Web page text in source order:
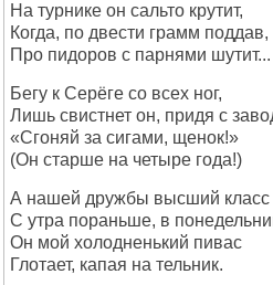
На турнике он сальто крутит,
Когда, по двести грамм поддав,
Про пидоров с парнями шутит...
Бегу к Серёге со всех ног,
Лишь свистнет он, придя с
«Сгоняй за сигами, щенок!»
(Он старше на четыре года!)
А нашей дружбы высший
С утра пораньше, в
Он мой холодненький пивас
Глотает, капая на тельник.